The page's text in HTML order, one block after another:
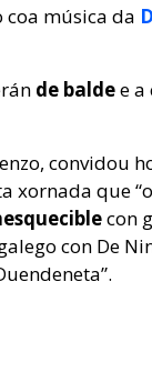
música da
de baldee a
convidou
xornada que
con
con De